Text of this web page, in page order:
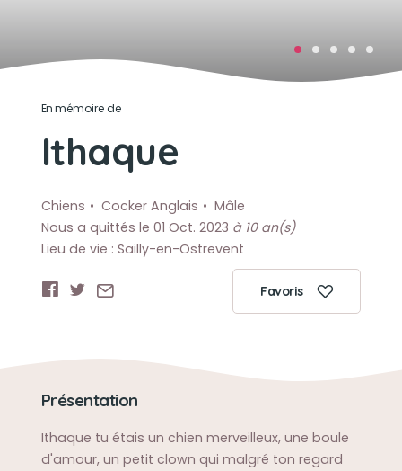
En mémoire de
Ithaque
Chiens Cocker Anglais
Mâle
Nous a quittés le 01 Oct. 2023 à 10 an(s)
Lieu de vie : Sailly-en-Ostrevent
Favoris
Présentation
Ithaque tu étais un chien merveilleux, une boule
d'amour, un petit clown qui malgré ton regard